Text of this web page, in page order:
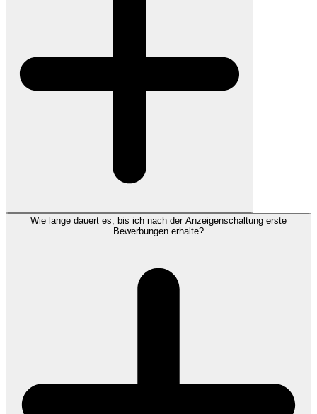
Wie lange dauert es, bis ich nach der Anzeigenschaltung erste
Bewerbungen erhalte?